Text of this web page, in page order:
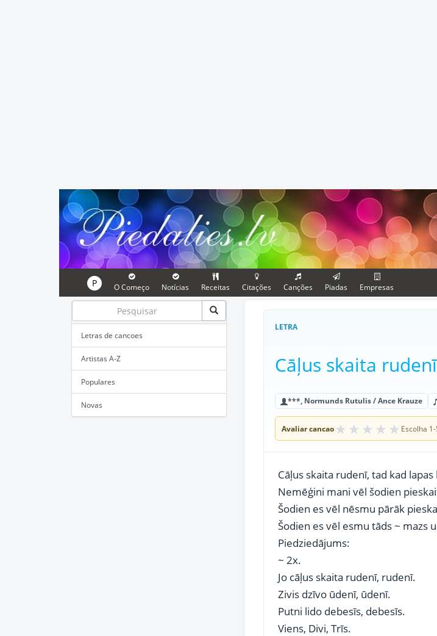
P O Começo Notícias Receitas Citações Canções Piadas Empresas
Letras de cancoes
Artistas A-Z
Populares
Novas
LETRA
Cāļus skaita
***, Normunds Rutulis / Ance Krauze
Avaliar cancao★ ★ ★ ★ ★ Escolha
Cāļus skaita rudenī, tad kad
Nemēģini mani vēl šodien
Šodien es vēl nēsmu pārāk
Šodien es vēl esmu tāds ~ mazs
Piedziedājums:
~ 2x.
Jo cāļus skaita rudenī, rudenī.
Zivis dzīvo ūdenī, ūdenī.
Putni lido debesīs, debesīs.
Viens, Divi, Trīs.